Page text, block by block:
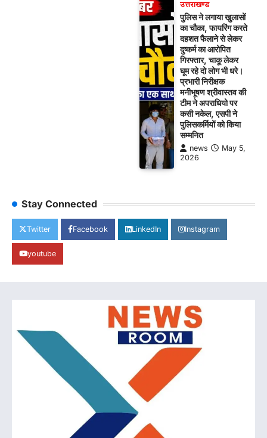
उत्तराखण्ड
पुलिस ने लगाया खुलासों
का चौका, फायरिंग करते
दहशत फैलाने से लेकर
दुष्कर्म का आरोपित
गिरफ्तार, चाकू लेकर
घूम रहे दो लोग भी धरे।
प्रभारी निरीक्षक
मनीभूषण श्रीवास्तव की
टीम ने अपराधियो पर
कसी नकेल, एसपी ने
पुलिसकर्मियों को किया
सम्मनित
news
May 5,
2026
Stay Connected
Twitter Facebook LinkedIn Instagram
youtube